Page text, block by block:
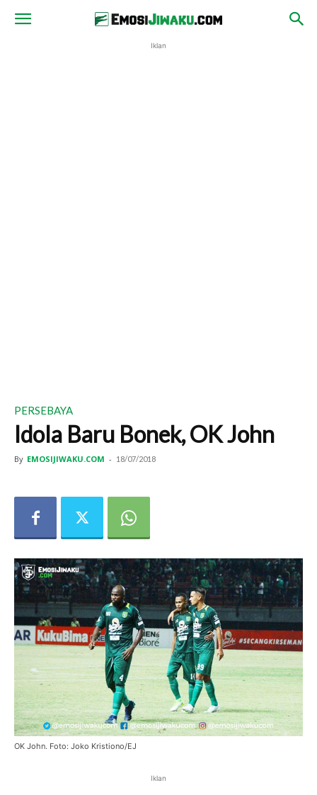
Iklan
PERSEBAYA
Idola Baru Bonek, OK John
By EMOSIJIWAKU.COM - 18/07/2018
OK John. Foto: Joko Kristiono/EJ
Iklan